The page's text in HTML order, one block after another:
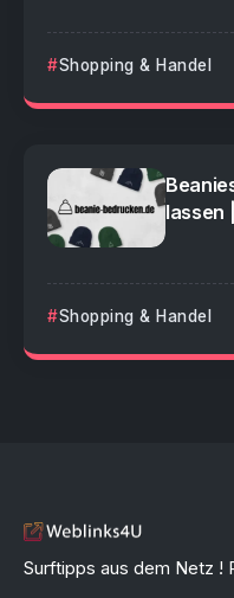
Shopping & Handel
lassen
Shopping & Handel
Surftipps aus dem Netz !